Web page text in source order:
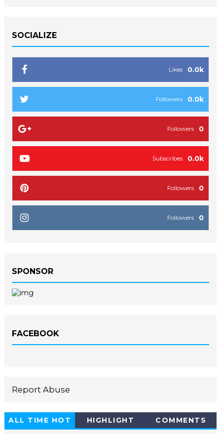
SOCIALIZE
0.0k
Likes
0.0k
Followers
0
Followers
0.0k
Subscribes
0
Followers
0
Followers
SPONSOR
FACEBOOK
Report Abuse
ALL TIME HOT
HIGHLIGHT COMMENTS